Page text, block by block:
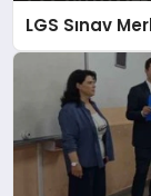
SAĞLIK
SPOR
TEKNOLOJI
LGS Sınav